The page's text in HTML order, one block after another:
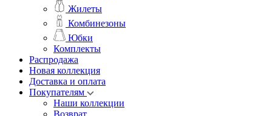
Жилеты
Комбинезоны
Юбки
Комплекты
Распродажа
Новая коллекция
Доставка и оплата
Покупателям
Наши коллекции
Возврат